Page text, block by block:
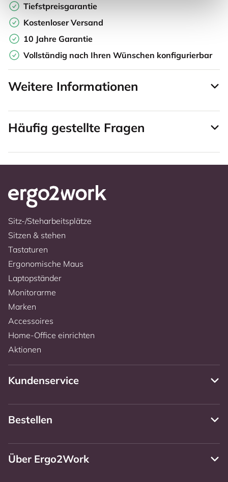
Tiefstpreisgarantie
Kostenloser Versand
10 Jahre Garantie
Vollständig nach Ihren Wünschen konfigurierbar
Weitere Informationen
Häufig gestellte Fragen
Sitz-/Steharbeitsplätze
Sitzen & stehen
Tastaturen
Ergonomische Maus
Laptopständer
Monitorarme
Marken
Accessoires
Home-Office einrichten
Aktionen
Kundenservice
Bestellen
Über Ergo2Work